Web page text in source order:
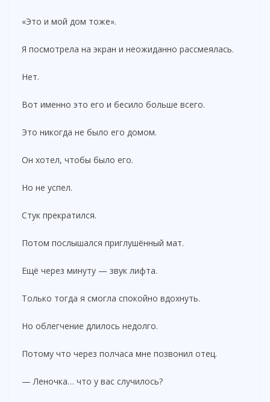
«Это и мой дом тоже».
Я посмотрела на экран и неожиданно рассмеялась.
Нет.
Вот именно это его и бесило больше всего.
Это никогда не было его домом.
Он хотел, чтобы было его.
Но не успел.
Стук прекратился.
Потом послышался приглушённый мат.
Ещё через минуту — звук лифта.
Только тогда я смогла спокойно вдохнуть.
Но облегчение длилось недолго.
Потому что через полчаса мне позвонил отец.
— Леночка… что у вас случилось?